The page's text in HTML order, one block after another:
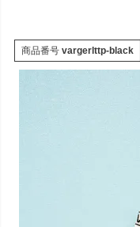
商品番号 vargerlttp-black